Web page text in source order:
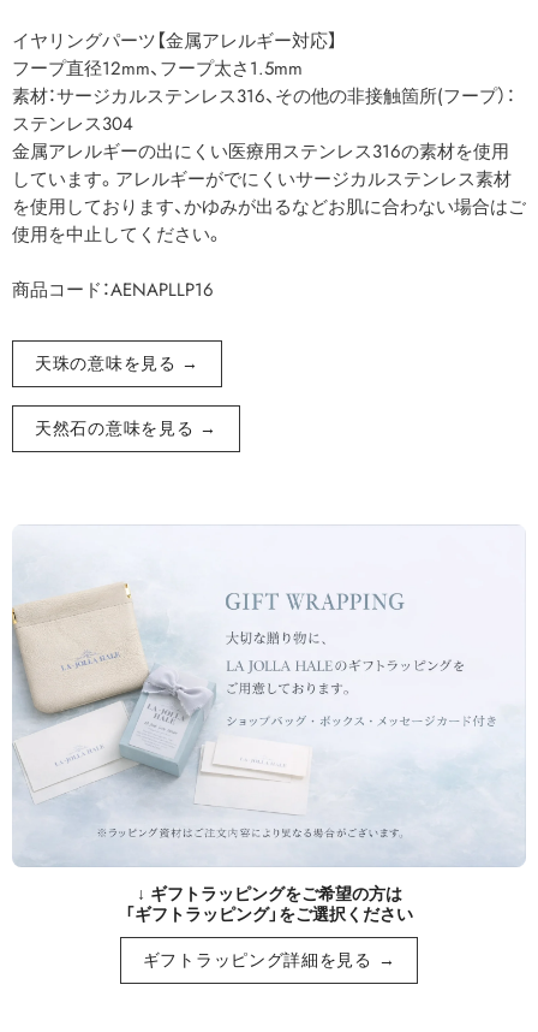
イヤリングパーツ【金属アレルギー対応】
フープ直径12mm、フープ太さ1.5mm
素材：サージカルステンレス316、その他の非接触箇所(フープ）：
ステンレス304
金属アレルギーの出にくい医療用ステンレス316の素材を使用
しています。アレルギーがでにくいサージカルステンレス素材
を使用しております、かゆみが出るなどお肌に合わない場合はご
使用を中止してください。
商品コード：AENAPLLP16
天珠の意味を見る →
天然石の意味を見る →
↓ ギフトラッピングをご希望の方は
「ギフトラッピング」をご選択ください
ギフトラッピング詳細を見る →